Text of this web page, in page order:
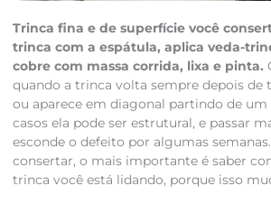
Trinca fina e de superfície você
trinca com a espátula, aplica veda-
cobre com massa corrida, lixa e pinta.
quando a trinca volta sempre depois de
ou aparece em diagonal partindo de um
casos ela pode ser estrutural, e passar
esconde o defeito por algumas
consertar, o mais importante é saber
trinca você está lidando, porque isso